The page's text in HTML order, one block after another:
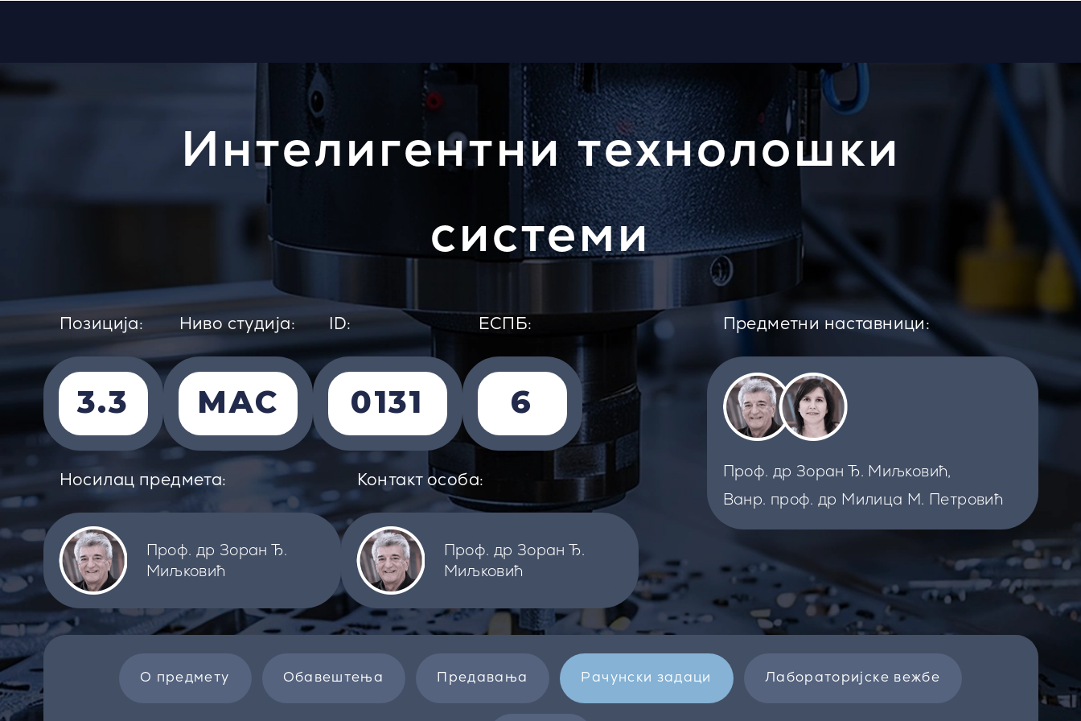
Интелигентни технолошки
системи
Позиција:
3.3
Ниво студија:
МАС
ID:
0131
EСПБ:
6
Носилац предмета:
Проф. др Зоран Ђ.
Миљковић
Контакт особа:
Проф. др Зоран Ђ.
Миљковић
Предметни наставници:
Проф. др Зоран Ђ. Миљковић,
Ванр. проф. др Милица М. Петровић
О предмету Обавештења Предавања Рачунски задаци Лабораторијске вежбе